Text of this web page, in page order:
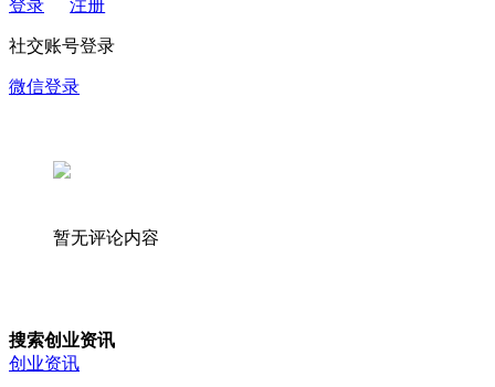
登录 注册
社交账号登录
微信登录
暂无评论内容
搜索创业资讯
创业资讯